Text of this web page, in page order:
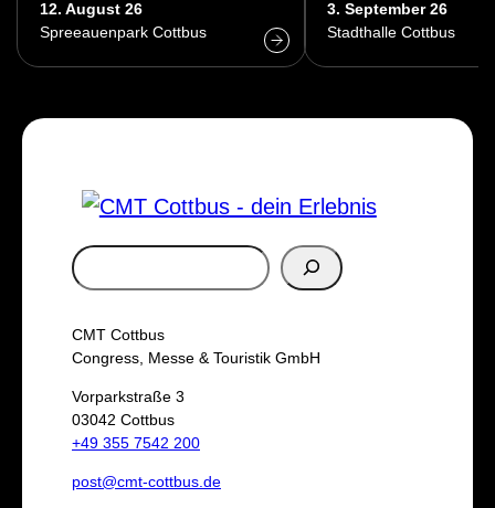
12. August 26
Spreeauenpark Cottbus
3. September 26
Stadthalle Cottbus
S
u
c
h
e
n
CMT Cottbus
Congress, Messe & Touristik GmbH
Vorparkstraße 3
03042 Cottbus
+49 355 7542 200
post@cmt-cottbus.de